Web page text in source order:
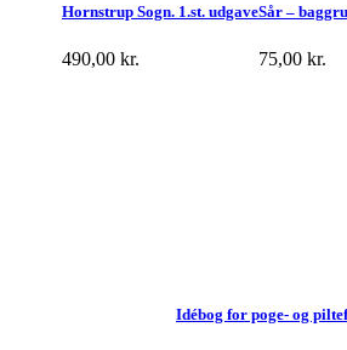
Sår –
75,00 kr.
Hornstrup Sogn. 1.st. udgave
490,00 kr.
Idébog for poge- og